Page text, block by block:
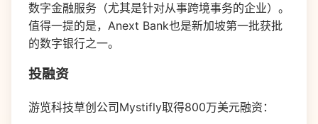
数字金融服务（尤其是针对从事跨境事务的企业）。
值得一提的是，Anext Bank也是新加坡第一批获批
的数字银行之一。
投融资
游览科技草创公司Mystifly取得800万美元融资：